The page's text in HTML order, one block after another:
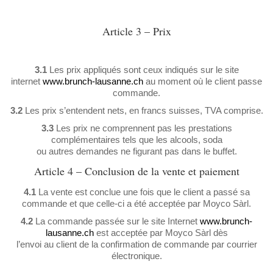
Article 3 – Prix
3.1 Les prix appliqués sont ceux indiqués sur le site
internet www.brunch-lausanne.ch au moment où le client passe
commande.
3.2 Les prix s’entendent nets, en francs suisses, TVA comprise.
3.3Les prix ne comprennent pas les prestations
complémentaires tels que les alcools, soda
ou autres demandes ne figurant pas dans le buffet.
Article 4 – Conclusion de la vente et paiement
4.1 La vente est conclue une fois que le client a passé sa
commande et que celle-ci a été acceptée par Moyco Sàrl.
4.2 La commande passée sur le site Internet www.brunch-
lausanne.ch est acceptée par Moyco Sàrl dès
l’envoi au client de la confirmation de commande par courrier
électronique.